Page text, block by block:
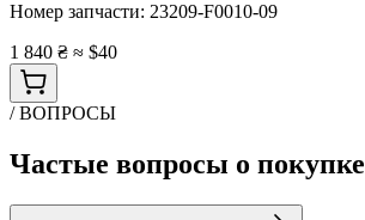
Номер запчасти: 23209-F0010-09
1 840 ₴ ≈ $40
/ ВОПРОСЫ
Частые вопросы о покупке